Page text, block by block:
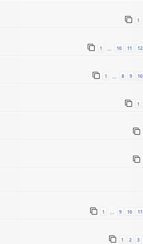
1
1 10 11 12
1 8 9 10
1
1 … 9 10 11
1 2 3